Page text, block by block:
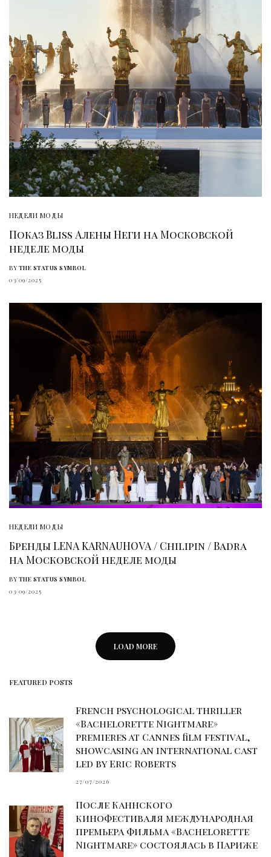
НЕДЕЛИ МОДЫ
Показ Bliss Алены Неги на Московской
неделе моды
BY THE STATUS SYMBOL
03/09/2025
НЕДЕЛИ МОДЫ
Бренды LENA KARNAUHOVA / Chilipin / Badra
на Московской неделе моды
BY THE STATUS SYMBOL
03/09/2025
LOAD MORE
FEATURED POSTS
French psychological thriller
«Bachelorette Nightmare»
premieres at Cannes film festival,
showcasing an international cast
led by Eric Roberts
27/07/2026
После Каннского
кинофестиваля международная
премьера фильма «Bachelorette
Nightmare» состоялась в Париже